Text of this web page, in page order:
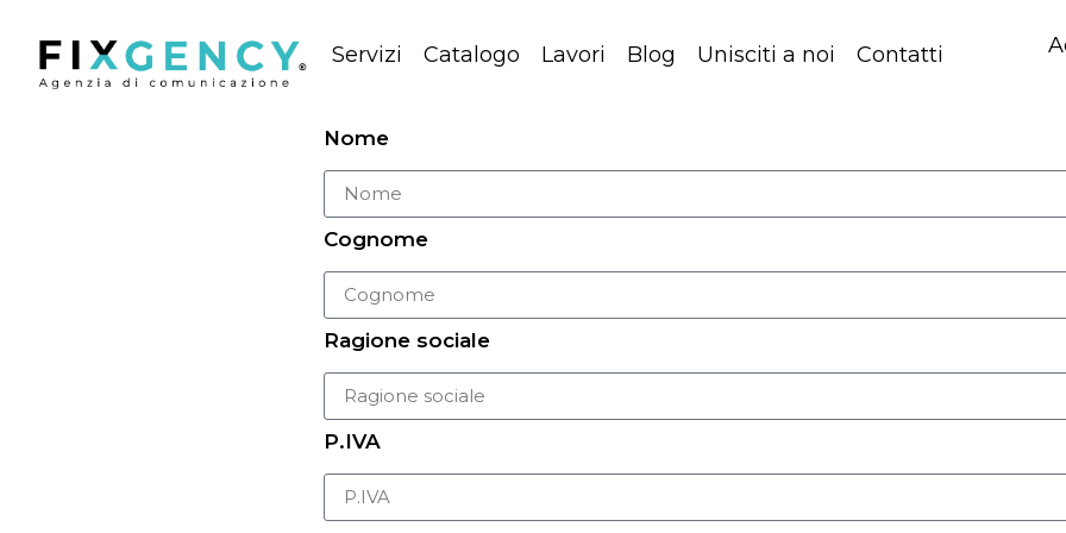
Servizi Catalogo Lavori Blog Unisciti a noi Contatti
Nome
Cognome
Ragione sociale
P.IVA